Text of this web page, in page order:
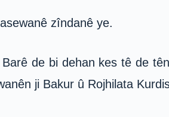
zîndanê ye.
de bi dehan kes tê de
ji Bakur û Rojhilata